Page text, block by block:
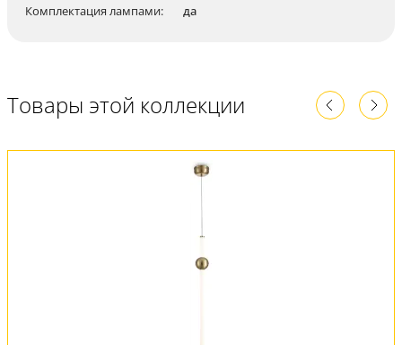
Комплектация лампами:
да
Товары этой коллекции